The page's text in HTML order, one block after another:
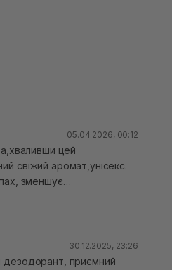
05.04.2026, 00:12
цей
свіжий аромат,унісекс.
зменшує
білих слідів. Зручний
30.12.2025, 23:26
приємний